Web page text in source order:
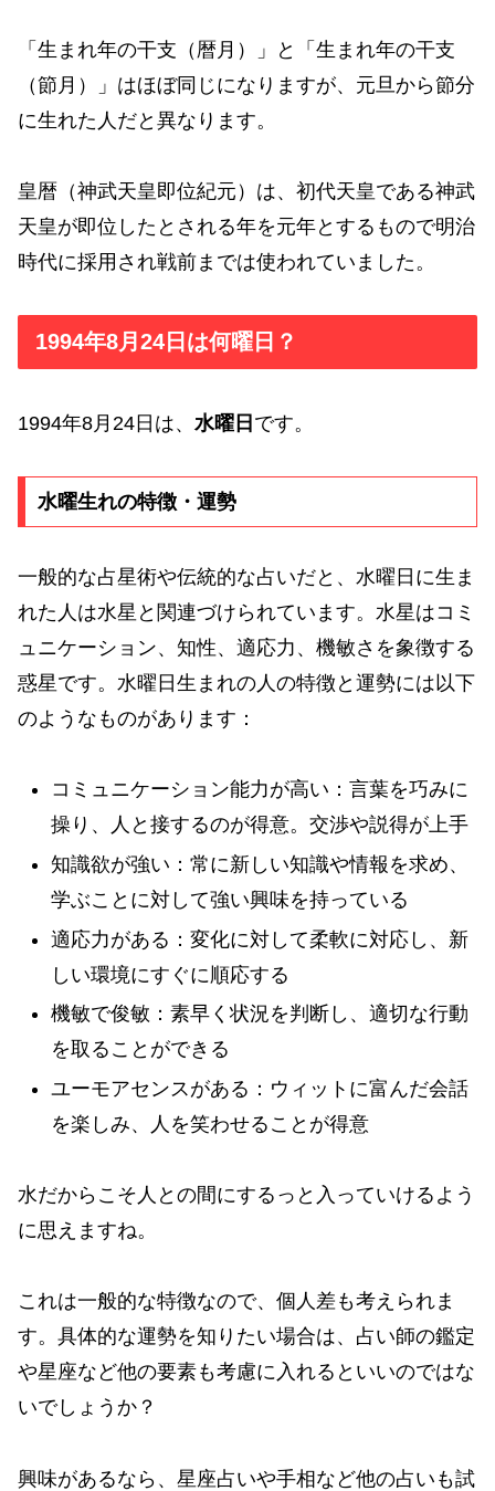
「生まれ年の干支（暦月）」と「生まれ年の干支
（節月）」はほぼ同じになりますが、元旦から節分
に生れた人だと異なります。
皇暦（神武天皇即位紀元）は、初代天皇である神武
天皇が即位したとされる年を元年とするもので明治
時代に採用され戦前までは使われていました。
1994年8月24日は何曜日？
1994年8月24日は、 水曜日 です。
水曜生れの特徴・運勢
一般的な占星術や伝統的な占いだと、水曜日に生ま
れた人は水星と関連づけられています。水星はコミ
ュニケーション、知性、適応力、機敏さを象徴する
惑星です。水曜日生まれの人の特徴と運勢には以下
のようなものがあります：
コミュニケーション能力が高い：言葉を巧みに
操り、人と接するのが得意。交渉や説得が上手
知識欲が強い：常に新しい知識や情報を求め、
学ぶことに対して強い興味を持っている
適応力がある：変化に対して柔軟に対応し、新
しい環境にすぐに順応する
機敏で俊敏：素早く状況を判断し、適切な行動
を取ることができる
ユーモアセンスがある：ウィットに富んだ会話
を楽しみ、人を笑わせることが得意
水だからこそ人との間にするっと入っていけるよう
に思えますね。
これは一般的な特徴なので、個人差も考えられま
す。具体的な運勢を知りたい場合は、占い師の鑑定
や星座など他の要素も考慮に入れるといいのではな
いでしょうか？
興味があるなら、星座占いや手相など他の占いも試